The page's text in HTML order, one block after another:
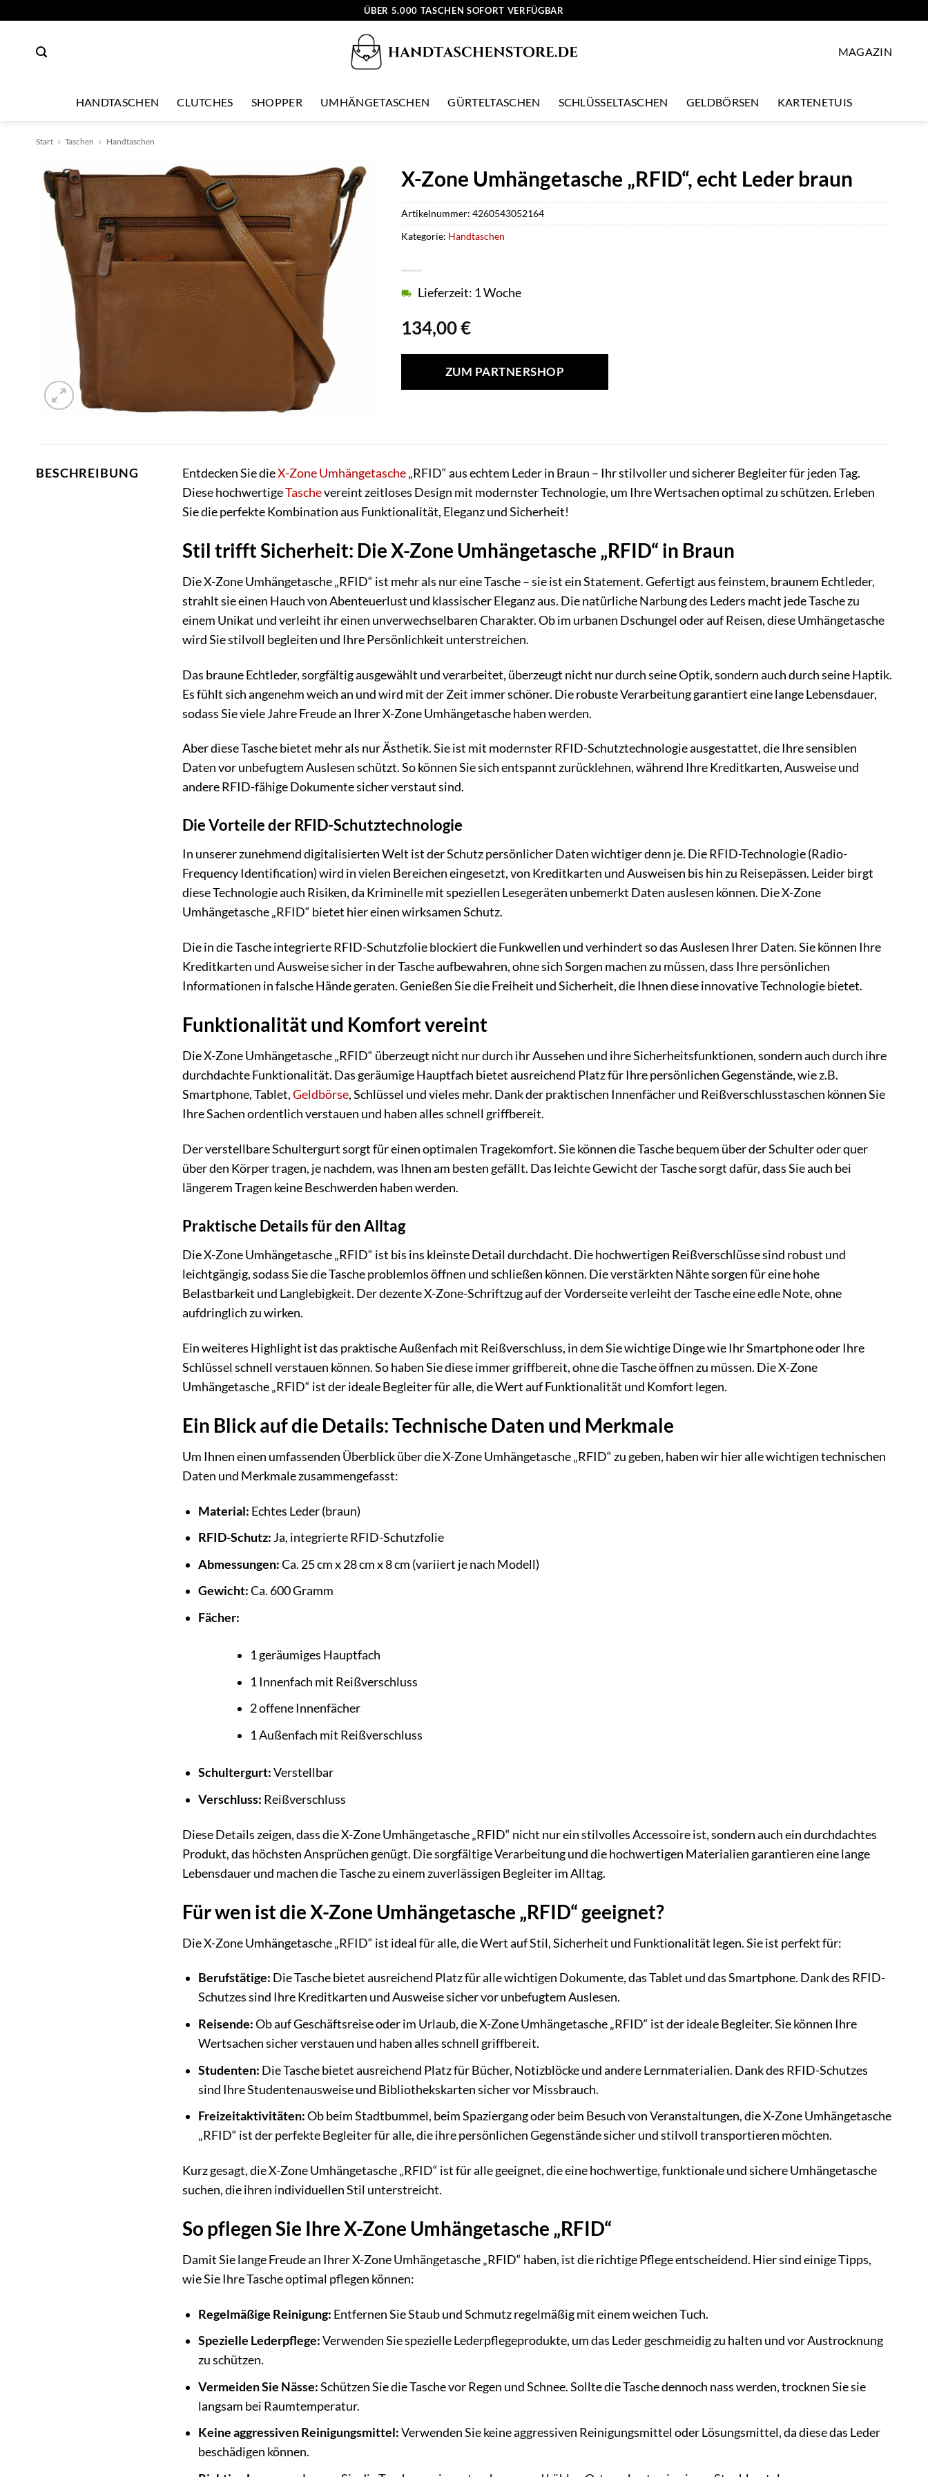
springen
ÜBER 5.000 TASCHEN SOFORT VERFÜGBAR
MAGAZIN
HANDTASCHEN CLUTCHES SHOPPER UMHÄNGETASCHEN GÜRTELTASCHEN SCHLÜSSELTASCHEN GELDBÖRSEN KARTENETUIS
Start » Taschen » Handtaschen
X-Zone Umhängetasche „RFID“, echt Leder braun
134,00€
Lieferzeit: 1 Woche
ZUM PARTNERSHOP
Artikelnummer:4260543052164
Kategorie: Handtaschen
BESCHREIBUNG Entdecken Sie dieX-Zone Umhängetasche„RFID“ aus echtem Leder in Braun – Ihr stilvoller und sicherer Begleiter für jeden Tag.
Diese hochwertigeTaschevereint zeitloses Design mit modernster Technologie, um Ihre Wertsachen optimal zu schützen. Erleben
Sie die perfekte Kombination aus Funktionalität, Eleganz und Sicherheit!
Stil trifft Sicherheit: Die X-Zone Umhängetasche „RFID“ in Braun
Die X-Zone Umhängetasche „RFID“ ist mehr als nur eine Tasche – sie ist ein Statement. Gefertigt aus feinstem, braunem Echtleder,
strahlt sie einen Hauch von Abenteuerlust und klassischer Eleganz aus. Die natürliche Narbung des Leders macht jede Tasche zu
einem Unikat und verleiht ihr einen unverwechselbaren Charakter. Ob im urbanen Dschungel oder auf Reisen, diese Umhängetasche
wird Sie stilvoll begleiten und Ihre Persönlichkeit unterstreichen.
Das braune Echtleder, sorgfältig ausgewählt und verarbeitet, überzeugt nicht nur durch seine Optik, sondern auch durch seine Haptik.
Es fühlt sich angenehm weich an und wird mit der Zeit immer schöner. Die robuste Verarbeitung garantiert eine lange Lebensdauer,
sodass Sie viele Jahre Freude an Ihrer X-Zone Umhängetasche haben werden.
Aber diese Tasche bietet mehr als nur Ästhetik. Sie ist mit modernster RFID-Schutztechnologie ausgestattet, die Ihre sensiblen
Daten vor unbefugtem Auslesen schützt. So können Sie sich entspannt zurücklehnen, während Ihre Kreditkarten, Ausweise und
andere RFID-fähige Dokumente sicher verstaut sind.
Die Vorteile der RFID-Schutztechnologie
In unserer zunehmend digitalisierten Welt ist der Schutz persönlicher Daten wichtiger denn je. Die RFID-Technologie (Radio-
Frequency Identification) wird in vielen Bereichen eingesetzt, von Kreditkarten und Ausweisen bis hin zu Reisepässen. Leider birgt
diese Technologie auch Risiken, da Kriminelle mit speziellen Lesegeräten unbemerkt Daten auslesen können. Die X-Zone
Umhängetasche „RFID“ bietet hier einen wirksamen Schutz.
Die in die Tasche integrierte RFID-Schutzfolie blockiert die Funkwellen und verhindert so das Auslesen Ihrer Daten. Sie können Ihre
Kreditkarten und Ausweise sicher in der Tasche aufbewahren, ohne sich Sorgen machen zu müssen, dass Ihre persönlichen
Informationen in falsche Hände geraten. Genießen Sie die Freiheit und Sicherheit, die Ihnen diese innovative Technologie bietet.
Funktionalität und Komfort vereint
Die X-Zone Umhängetasche „RFID“ überzeugt nicht nur durch ihr Aussehen und ihre Sicherheitsfunktionen, sondern auch durch ihre
durchdachte Funktionalität. Das geräumige Hauptfach bietet ausreichend Platz für Ihre persönlichen Gegenstände, wie z.B.
Smartphone, Tablet,Geldbörse, Schlüssel und vieles mehr. Dank der praktischen Innenfächer und Reißverschlusstaschen können Sie
Ihre Sachen ordentlich verstauen und haben alles schnell griffbereit.
Der verstellbare Schultergurt sorgt für einen optimalen Tragekomfort. Sie können die Tasche bequem über der Schulter oder quer
über den Körper tragen, je nachdem, was Ihnen am besten gefällt. Das leichte Gewicht der Tasche sorgt dafür, dass Sie auch bei
längerem Tragen keine Beschwerden haben werden.
Praktische Details für den Alltag
Die X-Zone Umhängetasche „RFID“ ist bis ins kleinste Detail durchdacht. Die hochwertigen Reißverschlüsse sind robust und
leichtgängig, sodass Sie die Tasche problemlos öffnen und schließen können. Die verstärkten Nähte sorgen für eine hohe
Belastbarkeit und Langlebigkeit. Der dezente X-Zone-Schriftzug auf der Vorderseite verleiht der Tasche eine edle Note, ohne
aufdringlich zu wirken.
Ein weiteres Highlight ist das praktische Außenfach mit Reißverschluss, in dem Sie wichtige Dinge wie Ihr Smartphone oder Ihre
Schlüssel schnell verstauen können. So haben Sie diese immer griffbereit, ohne die Tasche öffnen zu müssen. Die X-Zone
Umhängetasche „RFID“ ist der ideale Begleiter für alle, die Wert auf Funktionalität und Komfort legen.
Ein Blick auf die Details: Technische Daten und Merkmale
Um Ihnen einen umfassenden Überblick über die X-Zone Umhängetasche „RFID“ zu geben, haben wir hier alle wichtigen technischen
Daten und Merkmale zusammengefasst:
Material: Echtes Leder (braun)
RFID-Schutz: Ja, integrierte RFID-Schutzfolie
Abmessungen:Ca. 25 cm x 28 cm x 8 cm (variiert je nach Modell)
Gewicht:Ca. 600 Gramm
Fächer:
1 geräumiges Hauptfach
1 Innenfach mit Reißverschluss
2 offene Innenfächer
1 Außenfach mit Reißverschluss
Schultergurt:Verstellbar
Verschluss: Reißverschluss
Diese Details zeigen, dass die X-Zone Umhängetasche „RFID“ nicht nur ein stilvolles Accessoire ist, sondern auch ein durchdachtes
Produkt, das höchsten Ansprüchen genügt. Die sorgfältige Verarbeitung und die hochwertigen Materialien garantieren eine lange
Lebensdauer und machen die Tasche zu einem zuverlässigen Begleiter im Alltag.
Für wen ist die X-Zone Umhängetasche „RFID“ geeignet?
Die X-Zone Umhängetasche „RFID“ ist ideal für alle, die Wert auf Stil, Sicherheit und Funktionalität legen. Sie ist perfekt für:
Berufstätige: Die Tasche bietet ausreichend Platz für alle wichtigen Dokumente, das Tablet und das Smartphone. Dank des RFID-
Schutzes sind Ihre Kreditkarten und Ausweise sicher vor unbefugtem Auslesen.
Reisende:Ob auf Geschäftsreise oder im Urlaub, die X-Zone Umhängetasche „RFID“ ist der ideale Begleiter. Sie können Ihre
Wertsachen sicher verstauen und haben alles schnell griffbereit.
Studenten: Die Tasche bietet ausreichend Platz für Bücher, Notizblöcke und andere Lernmaterialien. Dank des RFID-Schutzes
sind Ihre Studentenausweise und Bibliothekskarten sicher vor Missbrauch.
Freizeitaktivitäten:Ob beim Stadtbummel, beim Spaziergang oder beim Besuch von Veranstaltungen, die X-Zone Umhängetasche
„RFID“ ist der perfekte Begleiter für alle, die ihre persönlichen Gegenstände sicher und stilvoll transportieren möchten.
Kurz gesagt, die X-Zone Umhängetasche „RFID“ ist für alle geeignet, die eine hochwertige, funktionale und sichere Umhängetasche
suchen, die ihren individuellen Stil unterstreicht.
So pflegen Sie Ihre X-Zone Umhängetasche „RFID“
Damit Sie lange Freude an Ihrer X-Zone Umhängetasche „RFID“ haben, ist die richtige Pflege entscheidend. Hier sind einige Tipps,
wie Sie Ihre Tasche optimal pflegen können:
Regelmäßige Reinigung: Entfernen Sie Staub und Schmutz regelmäßig mit einem weichen Tuch.
Spezielle Lederpflege:Verwenden Sie spezielle Lederpflegeprodukte, um das Leder geschmeidig zu halten und vor Austrocknung
zu schützen.
Vermeiden Sie Nässe:Schützen Sie die Tasche vor Regen und Schnee. Sollte die Tasche dennoch nass werden, trocknen Sie sie
langsam bei Raumtemperatur.
Keine aggressiven Reinigungsmittel:Verwenden Sie keine aggressiven Reinigungsmittel oder Lösungsmittel, da diese das Leder
beschädigen können.